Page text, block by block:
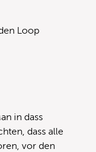
Loop
in dass
dass alle
vor den